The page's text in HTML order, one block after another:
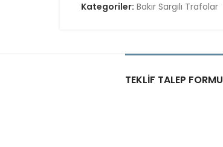
Kategoriler: Bakır Sargılı Trafolar
TEKLIF TALEP FORMU